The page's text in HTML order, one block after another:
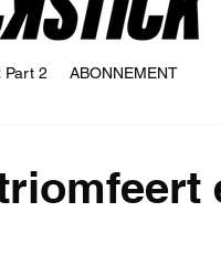
Part 2 ABONNEMENT